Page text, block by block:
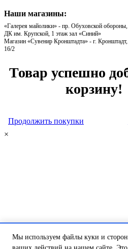
Наши магазины:
«Галерея майолики» - пр. Обуховской
ДК им. Крупской, 1 этаж зал «Синий»
Магазин «Сувенир Кронштадта» - г.
16/2
Товар успешно
корзину!
Продолжить покупки
×
Мы используем файлы куки и